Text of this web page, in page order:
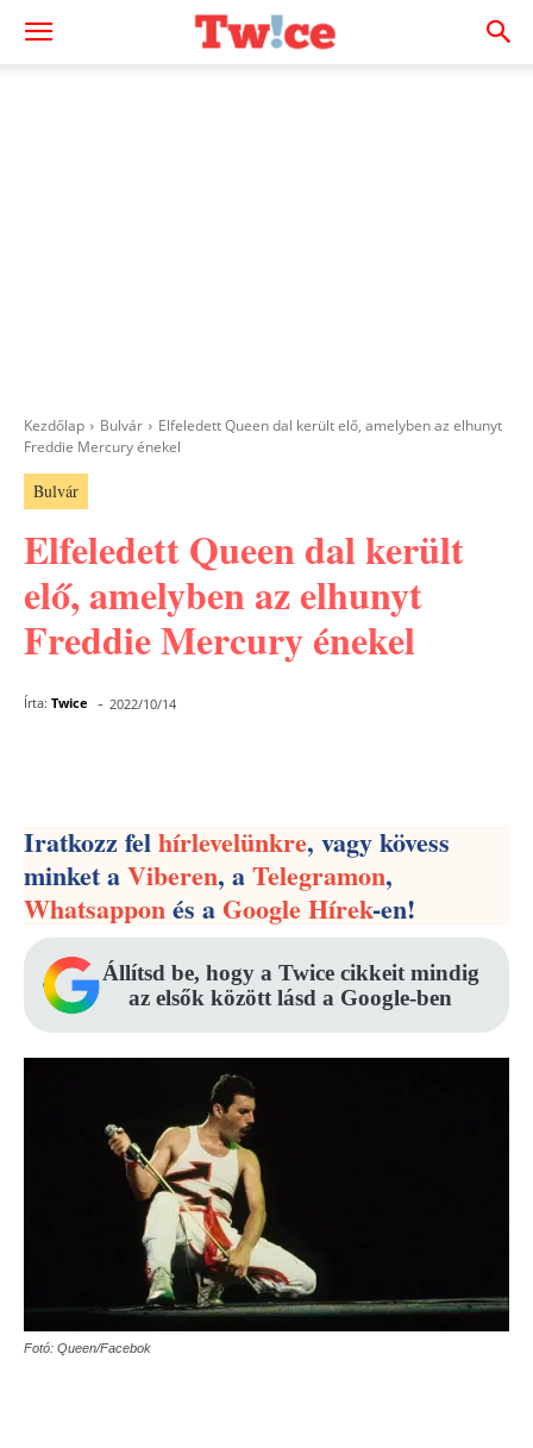
Kezdőlap Bulvár
Elfeledett Queen dal került elő, amelyben az elhunyt
Freddie Mercury énekel
Bulvár
Elfeledett Queen dal került
elő, amelyben az elhunyt
Freddie Mercury énekel
Írta: Twice - 2022/10/14
Iratkozz felhírlevelünkre, vagy kövess
minket aViberen, aTelegramon,
Whatsapponés aGoogle Hírek-en!
Állítsd be, hogy a Twice cikkeit mindig
az elsők között lásd a Google-ben
Fotó: Queen/Facebok